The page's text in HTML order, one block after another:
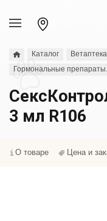
Каталог
Ветаптека
Гормональные
3 мл R106
О товаре Цена и